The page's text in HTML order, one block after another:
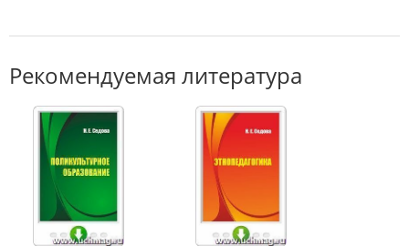
Рекомендуемая литература